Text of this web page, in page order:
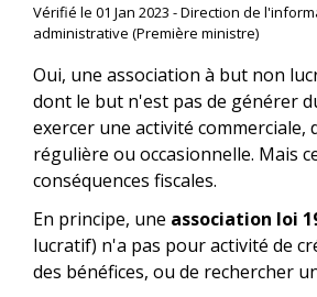
Vérifié le 01 Jan 2023 - Direction de
administrative (Première ministre)
Oui, une association à but non
dont le but n'est pas de générer
exercer une activité commerciale,
régulière ou occasionnelle. Mais
conséquences fiscales.
En principe, une association loi
lucratif) n'a pas pour activité de
des bénéfices, ou de rechercher